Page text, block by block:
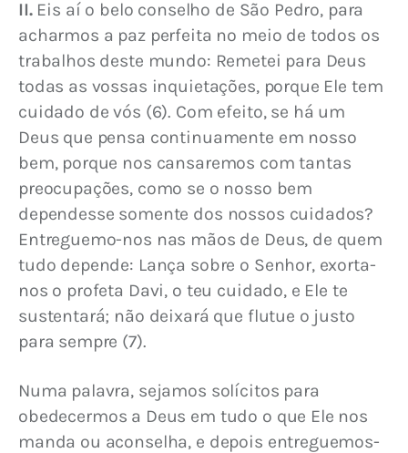
II. Eis aí o belo conselho de São Pedro, para
acharmos a paz perfeita no meio de todos os
trabalhos deste mundo: Remetei para Deus
todas as vossas inquietações, porque Ele tem
cuidado de vós (6). Com efeito, se há um
Deus que pensa continuamente em nosso
bem, porque nos cansaremos com tantas
preocupações, como se o nosso bem
dependesse somente dos nossos cuidados?
Entreguemo-nos nas mãos de Deus, de quem
tudo depende: Lança sobre o Senhor, exorta-
nos o profeta Davi, o teu cuidado, e Ele te
sustentará; não deixará que flutue o justo
para sempre (7).
Numa palavra, sejamos solícitos para
obedecermos a Deus em tudo o que Ele nos
manda ou aconselha, e depois entreguemos-